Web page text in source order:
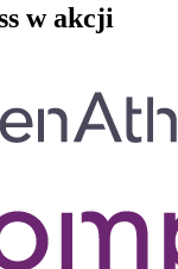
w akcji